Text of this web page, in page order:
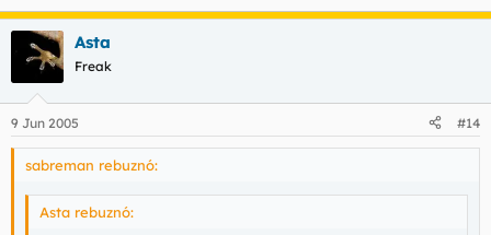
Asta
Freak
9 Jun 2005 #14
sabreman rebuznó:
Asta rebuznó: